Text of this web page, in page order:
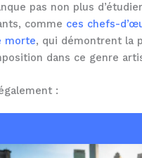
pas non plus
comme ces chefs-
morte, qui démontrent la
dans ce genre
: